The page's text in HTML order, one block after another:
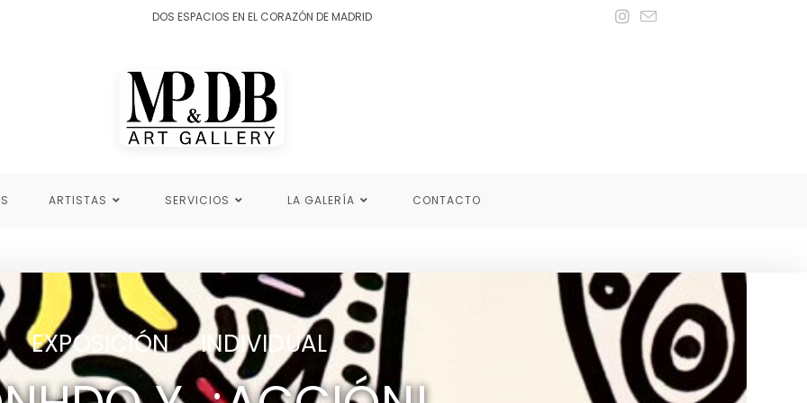
DOS ESPACIOS EN EL CORAZÓN DE MADRID
ARTISTAS SERVICIOS LA GALERÍA CONTACTO
EXPOSICIÓN INDIVIDUAL